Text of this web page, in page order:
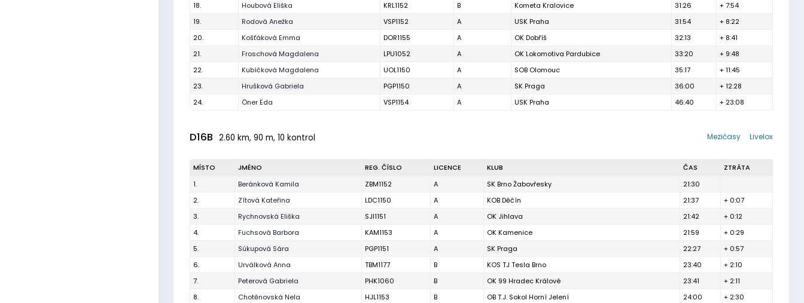
18.
Houbová Eliška KRL1152 B Kometa Kralovice 31:26
+ 7:54
19.
Rodová Anežka VSP1152 A USK Praha 31:54
+ 8:22
20.
Košťáková Emma DOR1155 A OK Dobříš 32:13
+ 8:41
21.
Froschová Magdalena LPU1052 A OK Lokomotiva Pardubice 33:20
+ 9:48
22.
Kubíčková Magdalena UOL1150 A SOB Olomouc 35:17
+ 11:45
23.
Hrušková Gabriela PGP1150 A SK Praga 36:00
+ 12:28
24.
Öner Eda VSP1154 A USK Praha 46:40 + 23:08
D16B 2.60 km, 90 m, 10 kontrol Livelox
Mezičasy
MÍSTO JMÉNO REG. ČÍSLO LICENCE KLUB ČAS
ZTRÁTA
1.
Beránková Kamila ZBM1152 A SK Brno Žabovřesky
21:30
2.
Zítová Kateřina LDC1150 A KOB Děčín 21:37
+ 0:07
3.
Rychnovská Eliška SJI1151 A OK Jihlava 21:42
+ 0:12
4.
Fuchsová Barbora KAM1153 A OK Kamenice 21:59
+ 0:29
5.
Súkupová Sára PGP1151 A SK Praga 22:27
+ 0:57
6.
Urválková Anna TBM1177 B KOS TJ Tesla Brno 23:40
+ 2:10
7.
Peterová Gabriela PHK1060 B OK 99 Hradec Králové 23:41
+ 2:11
8.
Chotěnovská Nela HJL1153 B OB T.J. Sokol Horní Jelení 24:00
+ 2:30